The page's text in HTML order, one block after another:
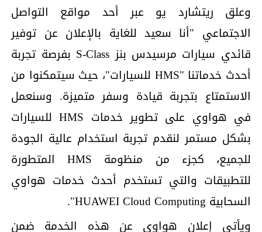
وعلق ريتشارد يو عبر أحد مواقع التواصل
الاجتماعي "أنا سعيد للغاية بالإعلان عن توفير
قائدي سيارات مرسيدس بنز S-Class بفرصة تجربة
أحدث خدماتنا "HMS للسيارات"، حيث سيتمكنوا من
الاستمتاع بتجربة قيادة وسفر متميزة. وسنعمل
في هواوي على تطوير خدمات HMS للسيارات
بشكل مستمر لنقدم تجربة استخدام عالية الجودة
للجميع، كجزء من منظومة HMS المتطورة
للتطبيقات والتي تستخدم أحدث خدمات هواوي
السحابية HUAWEI Cloud Computing".
ويأتي إعلان هواوي عن هذه الخدمة ضمن